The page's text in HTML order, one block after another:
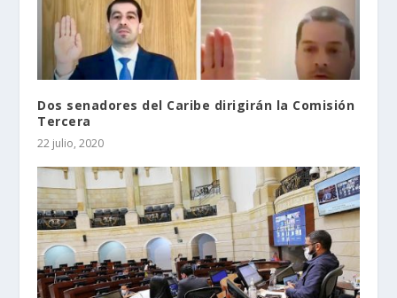
Dos senadores del Caribe dirigirán la Comisión
Tercera
22 julio, 2020